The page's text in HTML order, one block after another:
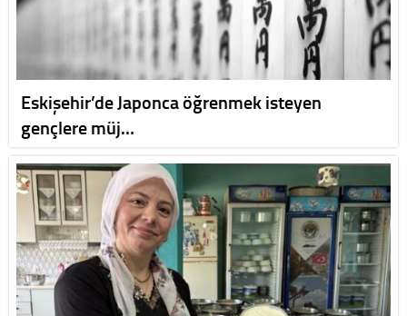
Eskişehir’de Japonca öğrenmek isteyen
gençlere müj…